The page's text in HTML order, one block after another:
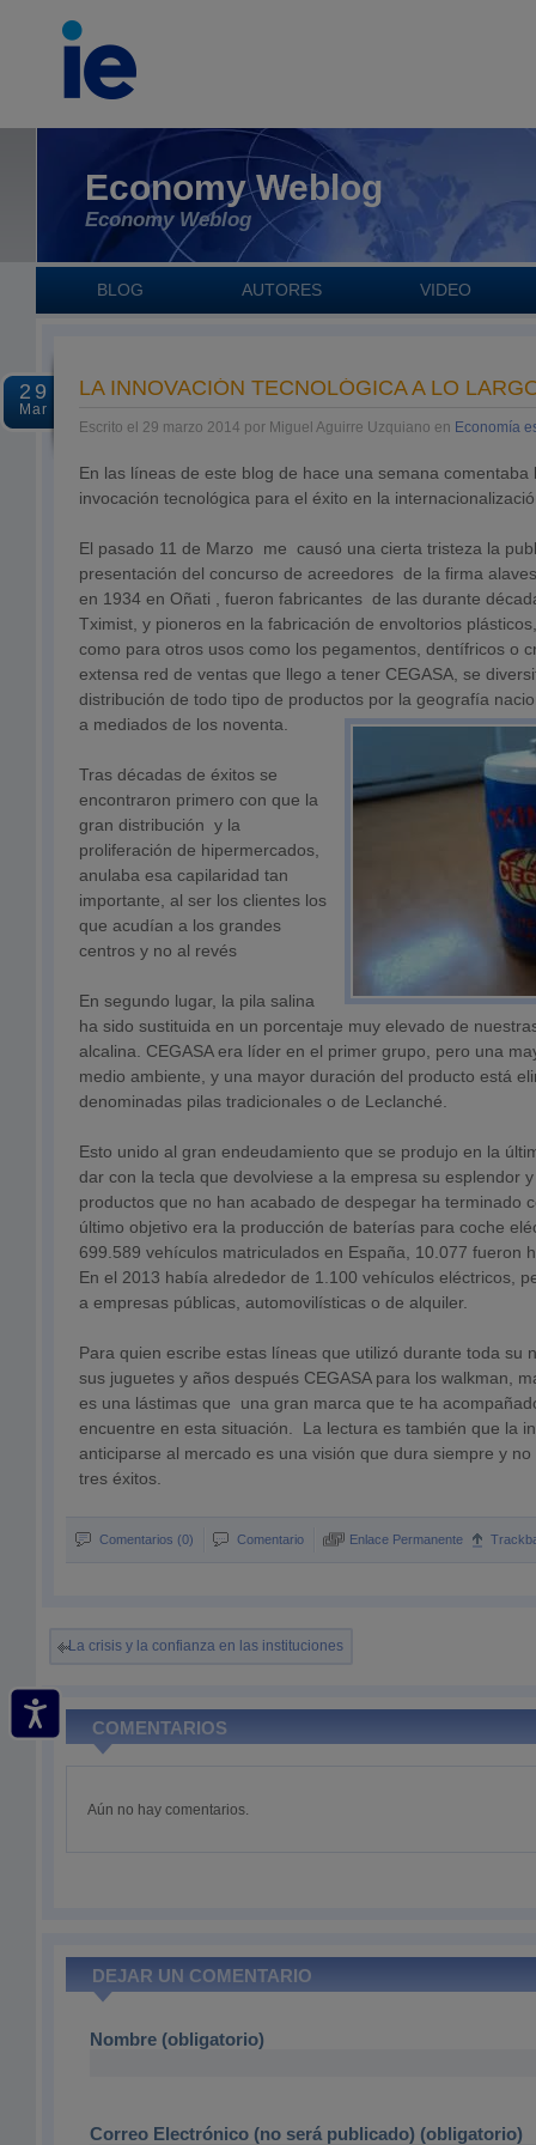
Economy Weblog
Economy Weblog
BLOG AUTORES VIDEO
29
Mar
LA INNOVACIÓN TECNOLÓGICA A LO
Escrito el 29 marzo 2014 por Miguel Aguirre Uzquiano en Economía
En las líneas de este blog de hace una semana comentaba
invocación tecnológica para el éxito en la
El pasado 11 de Marzo me causó una cierta tristeza la
presentación del concurso de acreedores de la firma
en 1934 en Oñati , fueron fabricantes de las durante
Tximist, y pioneros en la fabricación de envoltorios
como para otros usos como los pegamentos, dentífricos o
extensa red de ventas que llego a tener CEGASA, se
distribución de todo tipo de productos por la geografía
a mediados de los noventa.
Tras décadas de éxitos se
encontraron primero con que la
gran distribución y la
proliferación de hipermercados,
anulaba esa capilaridad tan
importante, al ser los clientes los
que acudían a los grandes
centros y no al revés
En segundo lugar, la pila salina
ha sido sustituida en un porcentaje muy elevado de
alcalina. CEGASA era líder en el primer grupo, pero una
medio ambiente, y una mayor duración del producto está
denominadas pilas tradicionales o de Leclanché.
Esto unido al gran endeudamiento que se produjo en la
dar con la tecla que devolviese a la empresa su esplendor
productos que no han acabado de despegar ha terminado
último objetivo era la producción de baterías para coche
699.589 vehículos matriculados en España, 10.077 fueron
En el 2013 había alrededor de 1.100 vehículos eléctricos,
a empresas públicas, automovilísticas o de alquiler.
Para quien escribe estas líneas que utilizó durante toda su
sus juguetes y años después CEGASA para los walkman,
es una lástimas que una gran marca que te ha
encuentre en esta situación. La lectura es también que la
anticiparse al mercado es una visión que dura siempre y
tres éxitos.
Comentarios (0) Comentario Enlace Permanente
La crisis y la confianza en las instituciones
COMENTARIOS
Aún no hay comentarios.
DEJAR UN COMENTARIO
Nombre (obligatorio)
Correo Electrónico (no será publicado) (obligatorio)